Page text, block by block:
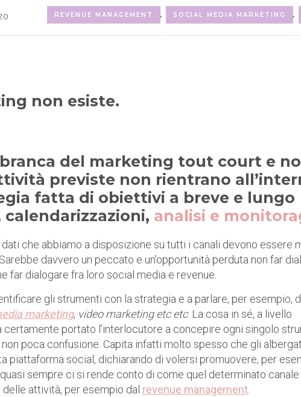
REVENUE MANAGEMENT , SOCIAL MEDIA MARKETING ,
non esiste.
del marketing tout court e
previste non rientrano
fatta di obiettivi a breve e lungo
analisi e
dati che abbiamo a disposizione su tutti i canali devono essere
davvero un peccato e un’opportunità perduta non far
far dialogare fra loro social media e revenue.
gli strumenti con la strategia e a parlare, per esempio,
marketing, video marketing etc etc. La cosa in sé, a livello
certamente portato l’interlocutore a concepire ogni singolo
poca confusione. Capita infatti molto spesso che gli
piattaforma social, dichiarando di volersi promuovere, per
sempre ci si rende conto di come quel determinato canale
attività, per esempio dal revenue management.